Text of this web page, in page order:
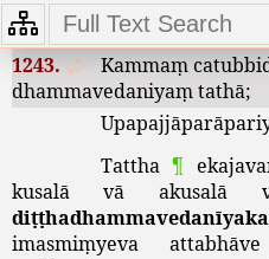
Etassa
1243.
Kammaṃ
dhammavedaniyaṃ tathā;
Tattha ¶
kusalā
vā akusalā
imasmiṃyeva
attabhāve